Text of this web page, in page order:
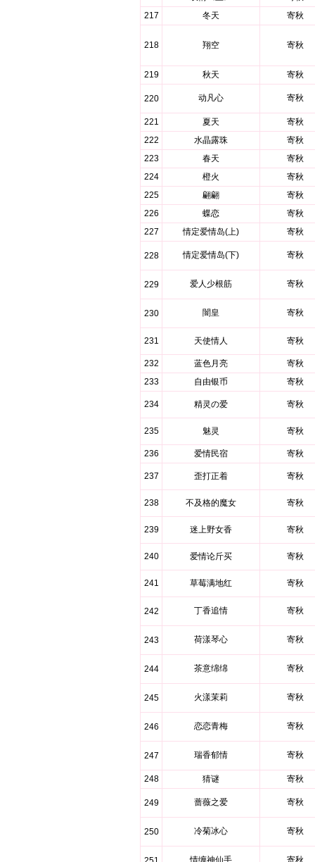
217
冬天 寄秋
218 翔空 寄秋
219 秋天 寄秋
220 动凡心 寄秋
221 夏天
寄秋
222
水晶露珠
寄秋
223
春天
寄秋
224
橙火
寄秋
225
翩翩
寄秋
226
蝶恋
寄秋
227
情定爱情岛(上) 寄秋
228 情定爱情岛(下) 寄秋
229 爱人少根筋 寄秋
230 闇皇 寄秋
231 天使情人 寄秋
232 蓝色月亮
寄秋
233
自由银币 寄秋
234 精灵の爱 寄秋
235 魅灵 寄秋
236 爱情民宿 寄秋
237 歪打正着 寄秋
238 不及格的魔女 寄秋
239 迷上野女香 寄秋
240 爱情论斤买 寄秋
241 草莓满地红 寄秋
242 丁香追情 寄秋
243 荷漾琴心 寄秋
244 茶意绵绵 寄秋
245 火漾茉莉 寄秋
246 恋恋青梅 寄秋
247 瑞香郁情 寄秋
248 猜谜 寄秋
249 蔷薇之爱 寄秋
250 冷菊冰心 寄秋
情缠神仙手 寄秋